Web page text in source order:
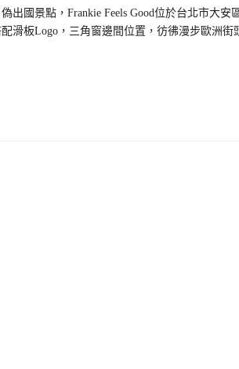
出國景點，Frankie Feels Good位於台北市大安
滑板Logo，三角窗邊間位置，彷彿漫步歐洲